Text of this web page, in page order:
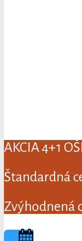
AKCIA 4+1
Štandardná
Zvýhodnená